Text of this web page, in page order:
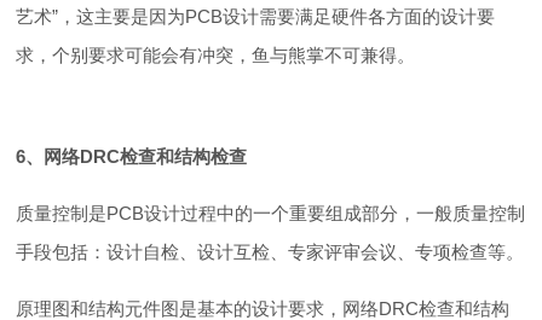
艺术”，这主要是因为PCB设计需要满足硬件各方面的设计要
求，个别要求可能会有冲突，鱼与熊掌不可兼得。
6、网络DRC检查和结构检查
质量控制是PCB设计过程中的一个重要组成部分，一般质量控制
手段包括：设计自检、设计互检、专家评审会议、专项检查等。
原理图和结构元件图是基本的设计要求，网络DRC检查和结构